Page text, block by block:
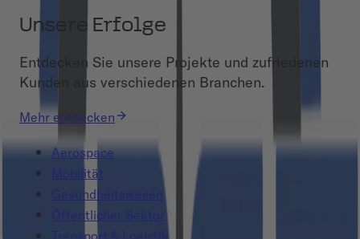
Unsere Erfolge
Entdecken Sie unsere Projekte und zufriedenen
Kunden aus verschiedenen Branchen.
Mehr entdecken
Aerospace
Mobilität
Gesundheitswesen
Öffentlicher Sektor
Transport & Logistik